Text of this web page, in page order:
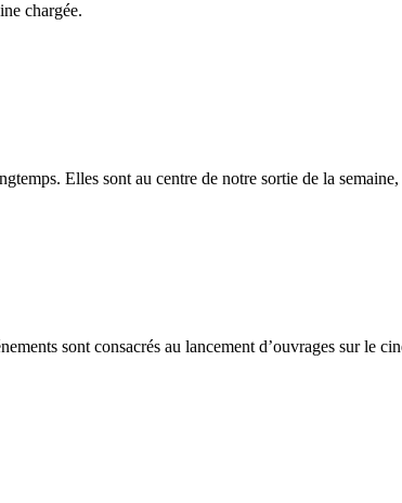
chargée.
Elles sont au centre de notre sortie de la
sont consacrés au lancement d’ouvrages sur le